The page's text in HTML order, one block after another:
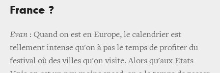
France ?
Evan : Quand on est en Europe, le calendrier est
tellement intense qu'on à pas le temps de profiter du
festival où des villes qu'on visite. Alors qu'aux Etats